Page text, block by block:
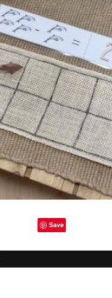
Save